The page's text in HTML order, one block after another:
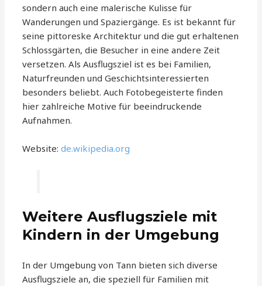
sondern auch eine malerische Kulisse für
Wanderungen und Spaziergänge. Es ist bekannt für
seine pittoreske Architektur und die gut erhaltenen
Schlossgärten, die Besucher in eine andere Zeit
versetzen. Als Ausflugsziel ist es bei Familien,
Naturfreunden und Geschichtsinteressierten
besonders beliebt. Auch Fotobegeisterte finden
hier zahlreiche Motive für beeindruckende
Aufnahmen.
Website:de.wikipedia.org
Weitere Ausflugsziele mit
Kindern in der Umgebung
In der Umgebung von Tann bieten sich diverse
Ausflugsziele an, die speziell für Familien mit